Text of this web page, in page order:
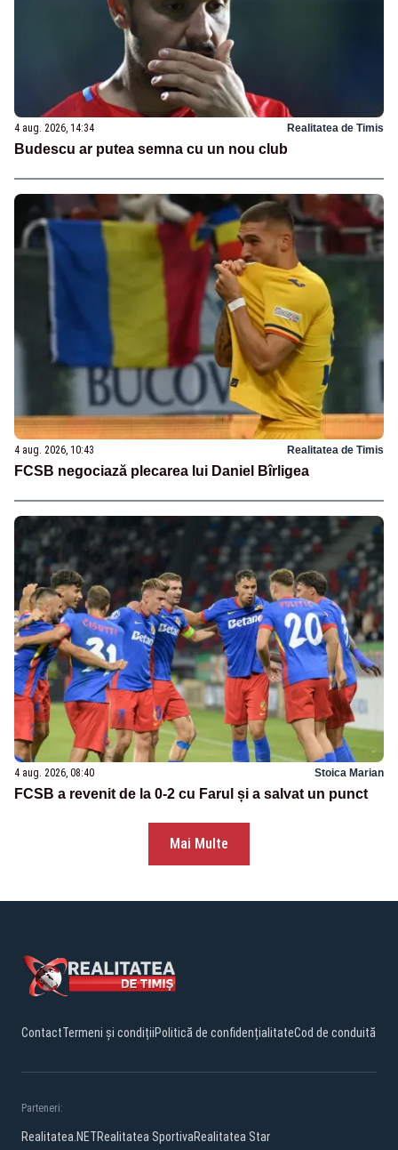
4 aug. 2026, 14:34 Realitatea de Timis
Budescu ar putea semna cu un nou club
4 aug. 2026, 10:43 Realitatea de Timis
FCSB negociază plecarea lui Daniel Bîrligea
4 aug. 2026, 08:40 Stoica Marian
FCSB a revenit de la 0-2 cu Farul și a salvat un punct
Mai Multe
ContactTermeni și condițiiPolitică de confidențialitateCod de conduită
Parteneri:
Realitatea.NETRealitatea SportivaRealitatea Star